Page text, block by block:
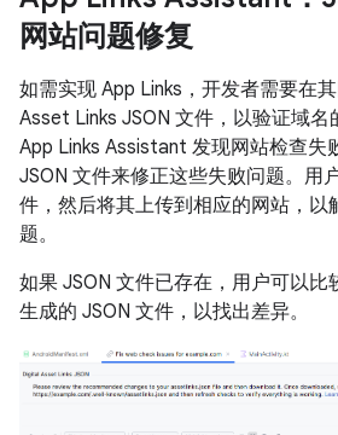
网站问题修复
如需实现 App Links，开发者需要在
Asset Links JSON 文件，以验证域名
App Links Assistant 发现网站检查失
JSON 文件来修正这些失败问题。用
件，然后将其上传到相应的网站，以
题。
如果 JSON 文件已存在，用户可以比
生成的 JSON 文件，以找出差异。